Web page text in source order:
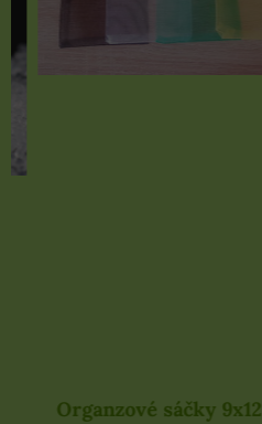
Organzové sáčky 9x12 cm